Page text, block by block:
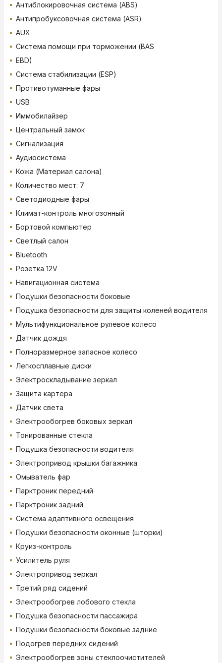
Антиблокировочная система (ABS)
Антипробуксовочная система (ASR)
AUX
Система помощи при торможении (BAS
EBD)
Система стабилизации (ESP)
Противотуманные фары
USB
Иммобилайзер
Центральный замок
Сигнализация
Аудиосистема
Кожа (Материал салона)
Количество мест: 7
Светодиодные фары
Климат-контроль многозонный
Бортовой компьютер
Светлый салон
Bluetooth
Розетка 12V
Навигационная система
Подушки безопасности боковые
Подушка безопасности для защиты коленей водителя
Мультифункциональное рулевое колесо
Датчик дождя
Полноразмерное запасное колесо
Легкосплавные диски
Электроскладывание зеркал
Защита картера
Датчик света
Электрообогрев боковых зеркал
Тонированные стекла
Подушка безопасности водителя
Электропривод крышки багажника
Омыватель фар
Парктроник передний
Парктроник задний
Система адаптивного освещения
Подушки безопасности оконные (шторки)
Круиз-контроль
Усилитель руля
Электропривод зеркал
Третий ряд сидений
Электрообогрев лобового стекла
Подушка безопасности пассажира
Подушки безопасности боковые задние
Подогрев передних сидений
Электрообогрев зоны стеклоочистителей